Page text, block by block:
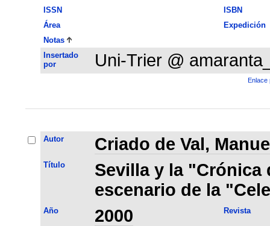
ISSN
ISBN
Área
Expedición
Notas
Insertado
por
Uni-Trier @
Enlace
Autor Criado de Val,
Título
Sevilla y la "Crónica
escenario de la
Año 2000 Revista